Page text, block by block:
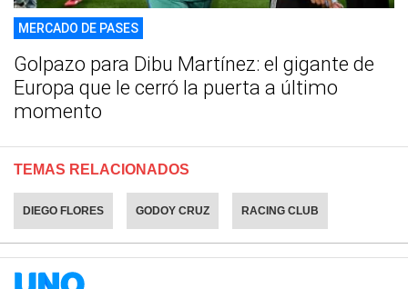
MERCADO DE PASES
Golpazo para Dibu Martínez: el gigante de
Europa que le cerró la puerta a último
momento
TEMAS RELACIONADOS
DIEGO FLORES GODOY CRUZ RACING CLUB